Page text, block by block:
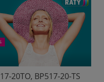
20TO, BP517-20-TS